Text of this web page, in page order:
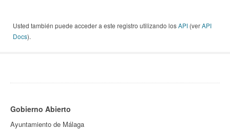
Usted también puede acceder a este registro utilizando losAPI (verAPI
Docs).
Gobierno Abierto
Ayuntamiento de Málaga